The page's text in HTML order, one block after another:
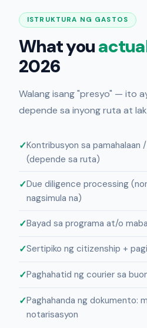
ISTRUKTURA NG GASTOS
What you
2026
Walang isang "presyo" — ito
depende sa inyong ruta at
Kontribusyon sa pamahalaan
(depende sa ruta)
Due diligence processing
nagsimula na)
Bayad sa programa at/o
Sertipiko ng citizenship +
Paghahatid ng courier sa
Paghahanda ng dokumento:
notarisasyon